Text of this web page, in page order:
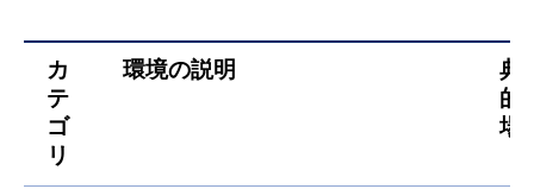
カ
テ
ゴ
リ
環境の説明 典
的
場